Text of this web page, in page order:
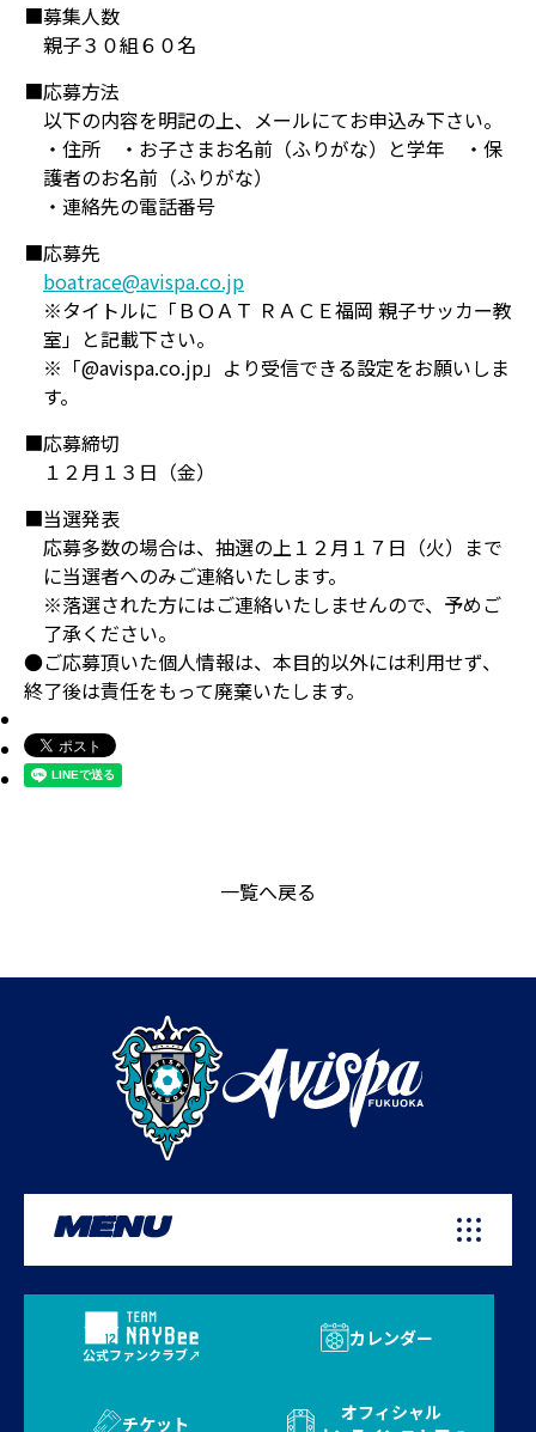
■募集人数
親子３０組６０名
■応募方法
以下の内容を明記の上、メールにてお申込み下さい。
・住所 ・お子さまお名前（ふりがな）と学年 ・保
護者のお名前（ふりがな）
・連絡先の電話番号
■応募先
boatrace@avispa.co.jp
※タイトルに「ＢＯＡＴ ＲＡＣＥ福岡 親子サッカー教
室」と記載下さい。
※「@avispa.co.jp」より受信できる設定をお願いしま
す。
■応募締切
１２月１３日（金）
■当選発表
応募多数の場合は、抽選の上１２月１７日（火）まで
に当選者へのみご連絡いたします。
※落選された方にはご連絡いたしませんので、予めご
了承ください。
●ご応募頂いた個人情報は、本目的以外には利用せず、
終了後は責任をもって廃棄いたします。
一覧へ戻る
MENU
公式ファンクラブ
カレンダー
チケット
オフィシャル